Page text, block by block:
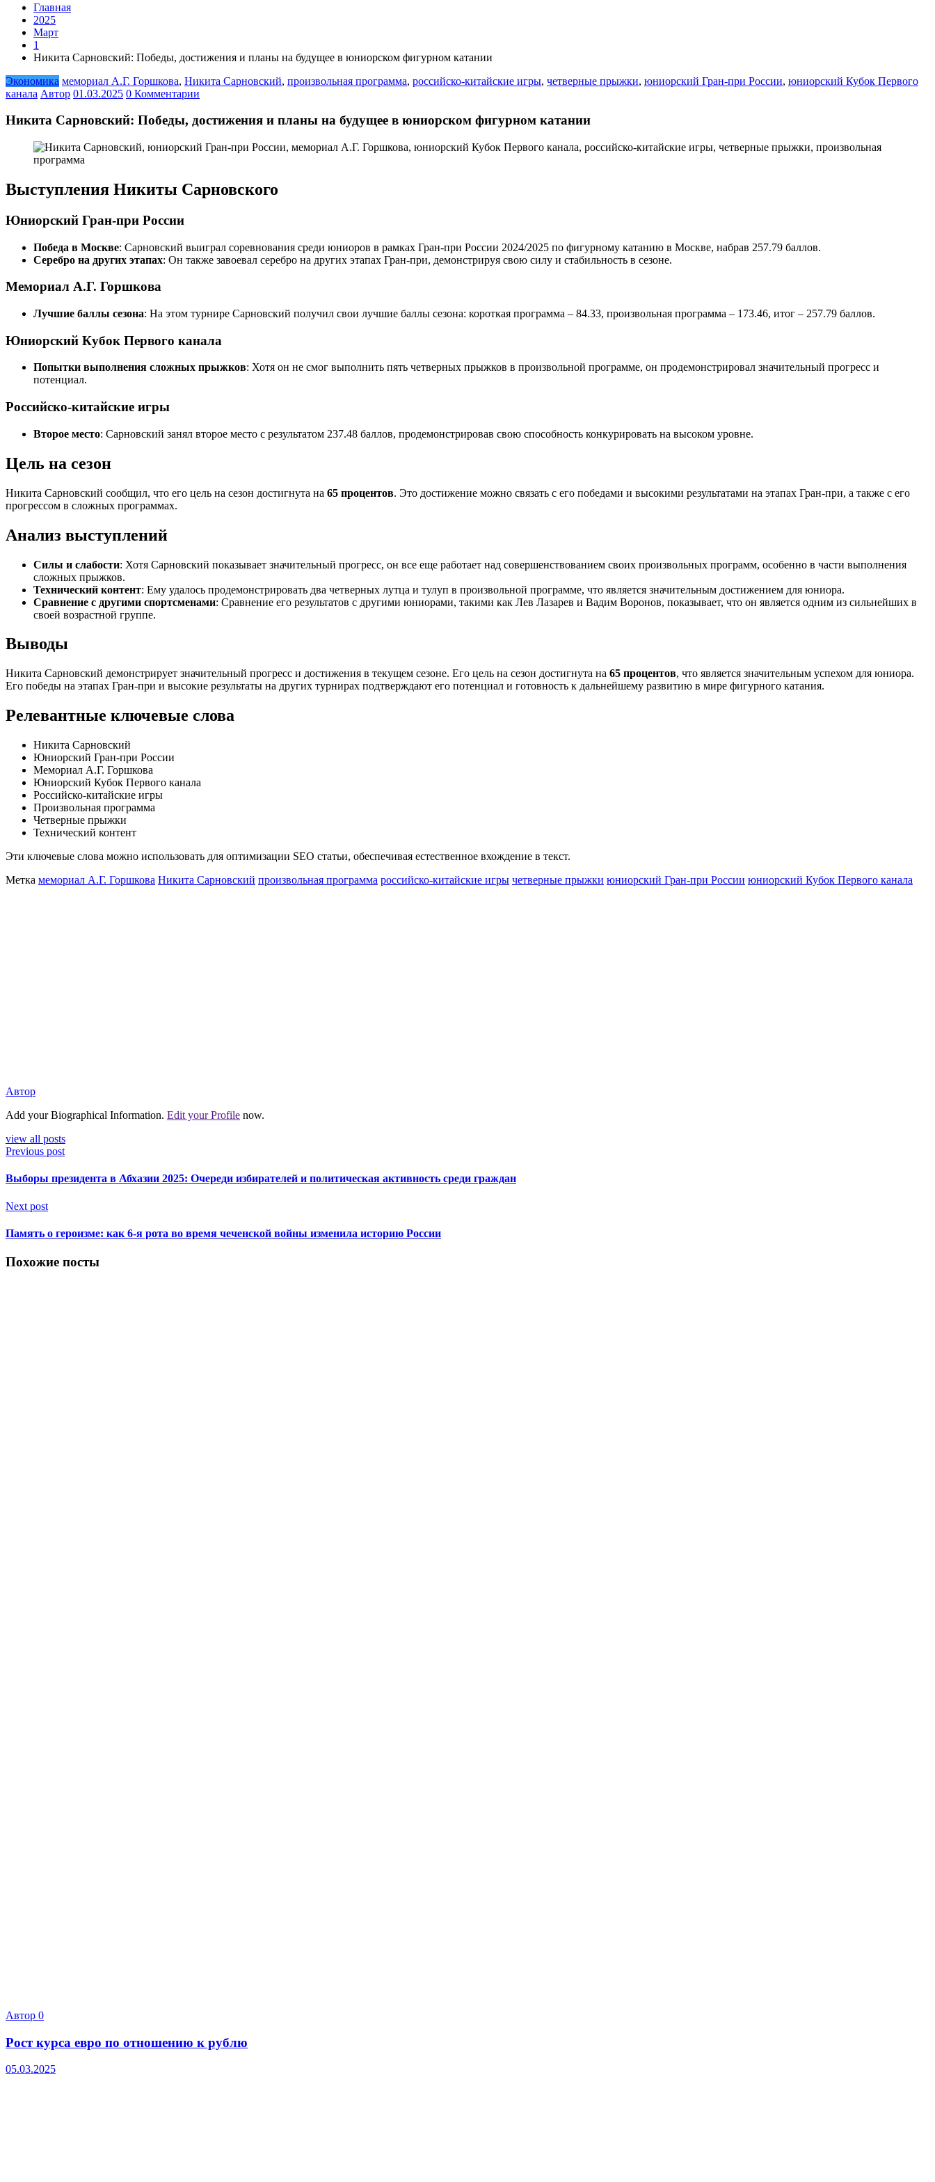
Главная
2025
Март
1
Никита Сарновский: Победы, достижения и планы на будущее в юниорском фигурном катании
Экономика мемориал А.Г. Горшкова, Никита Сарновский, произвольная программа, российско-китайские игры, четверные прыжки, юниорский Гран-при России, юниорский Кубок Первого
канала Автор 01.03.2025 0 Комментарии
Никита Сарновский: Победы, достижения и планы на будущее в юниорском фигурном катании
Выступления Никиты Сарновского
Юниорский Гран-при России
Победа в Москве: Сарновский выиграл соревнования среди юниоров в рамках Гран-при России 2024/2025 по фигурному катанию в Москве, набрав 257.79 баллов.
Серебро на других этапах: Он также завоевал серебро на других этапах Гран-при, демонстрируя свою силу и стабильность в сезоне.
Мемориал А.Г. Горшкова
Лучшие баллы сезона: На этом турнире Сарновский получил свои лучшие баллы сезона: короткая программа – 84.33, произвольная программа – 173.46, итог – 257.79 баллов.
Юниорский Кубок Первого канала
Попытки выполнения сложных прыжков: Хотя он не смог выполнить пять четверных прыжков в произвольной программе, он продемонстрировал значительный прогресс и
потенциал.
Российско-китайские игры
Второе место: Сарновский занял второе место с результатом 237.48 баллов, продемонстрировав свою способность конкурировать на высоком уровне.
Цель на сезон
Никита Сарновский сообщил, что его цель на сезон достигнута на 65 процентов. Это достижение можно связать с его победами и высокими результатами на этапах Гран-при, а также с его
прогрессом в сложных программах.
Анализ выступлений
Силы и слабости: Хотя Сарновский показывает значительный прогресс, он все еще работает над совершенствованием своих произвольных программ, особенно в части выполнения
сложных прыжков.
Технический контент: Ему удалось продемонстрировать два четверных лутца и тулуп в произвольной программе, что является значительным достижением для юниора.
Сравнение с другими спортсменами: Сравнение его результатов с другими юниорами, такими как Лев Лазарев и Вадим Воронов, показывает, что он является одним из сильнейших в
своей возрастной группе.
Выводы
Никита Сарновский демонстрирует значительный прогресс и достижения в текущем сезоне. Его цель на сезон достигнута на 65 процентов, что является значительным успехом для юниора.
Его победы на этапах Гран-при и высокие результаты на других турнирах подтверждают его потенциал и готовность к дальнейшему развитию в мире фигурного катания.
Релевантные ключевые слова
Никита Сарновский
Юниорский Гран-при России
Мемориал А.Г. Горшкова
Юниорский Кубок Первого канала
Российско-китайские игры
Произвольная программа
Четверные прыжки
Технический контент
Эти ключевые слова можно использовать для оптимизации SEO статьи, обеспечивая естественное вхождение в текст.
Метка мемориал А.Г. Горшкова Никита Сарновский произвольная программа российско-китайские игры четверные прыжки юниорский Гран-при России юниорский Кубок Первого канала
Автор
Add your Biographical Information. Edit your Profile now.
view all posts
Previous post
Выборы президента в Абхазии 2025: Очереди избирателей и политическая активность среди граждан
Next post
Память о героизме: как 6-я рота во время чеченской войны изменила историю России
Похожие посты
Автор 0
Рост курса евро по отношению к рублю
05.03.2025